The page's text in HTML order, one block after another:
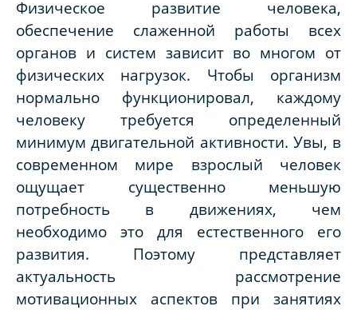
Физическое развитие человека,
обеспечение слаженной работы всех
органов и систем зависит во многом от
физических нагрузок. Чтобы организм
нормально функционировал, каждому
человеку требуется определенный
минимум двигательной активности. Увы, в
современном мире взрослый человек
ощущает существенно меньшую
потребность в движениях, чем
необходимо это для естественного его
развития. Поэтому представляет
актуальность рассмотрение
мотивационных аспектов при занятиях